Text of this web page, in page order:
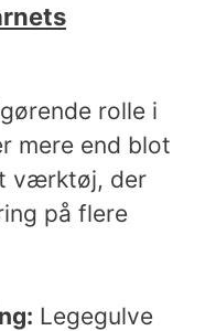
rolle i
mere end blot
værktøj, der
på flere
Legegulve